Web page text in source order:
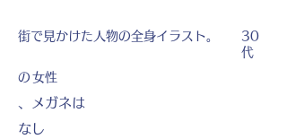
街で見かけた人物の全身イラスト。
30
代
の 女性
、メガネは
なし